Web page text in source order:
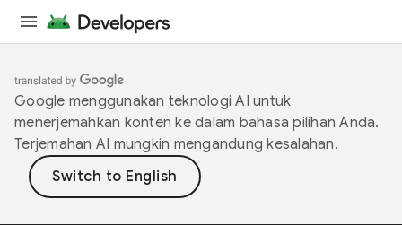
Google menggunakan teknologi AI untuk
menerjemahkan konten ke dalam bahasa pilihan Anda.
Terjemahan AI mungkin mengandung kesalahan.